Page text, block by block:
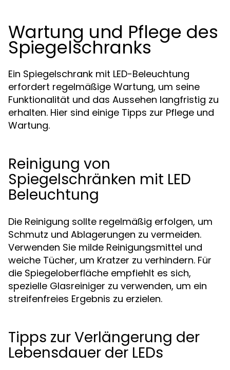
Wartung und Pflege des
Spiegelschranks
Ein Spiegelschrank mit LED-Beleuchtung
erfordert regelmäßige Wartung, um seine
Funktionalität und das Aussehen langfristig zu
erhalten. Hier sind einige Tipps zur Pflege und
Wartung.
Reinigung von
Spiegelschränken mit LED
Beleuchtung
Die Reinigung sollte regelmäßig erfolgen, um
Schmutz und Ablagerungen zu vermeiden.
Verwenden Sie milde Reinigungsmittel und
weiche Tücher, um Kratzer zu verhindern. Für
die Spiegeloberfläche empfiehlt es sich,
spezielle Glasreiniger zu verwenden, um ein
streifenfreies Ergebnis zu erzielen.
Tipps zur Verlängerung der
Lebensdauer der LEDs